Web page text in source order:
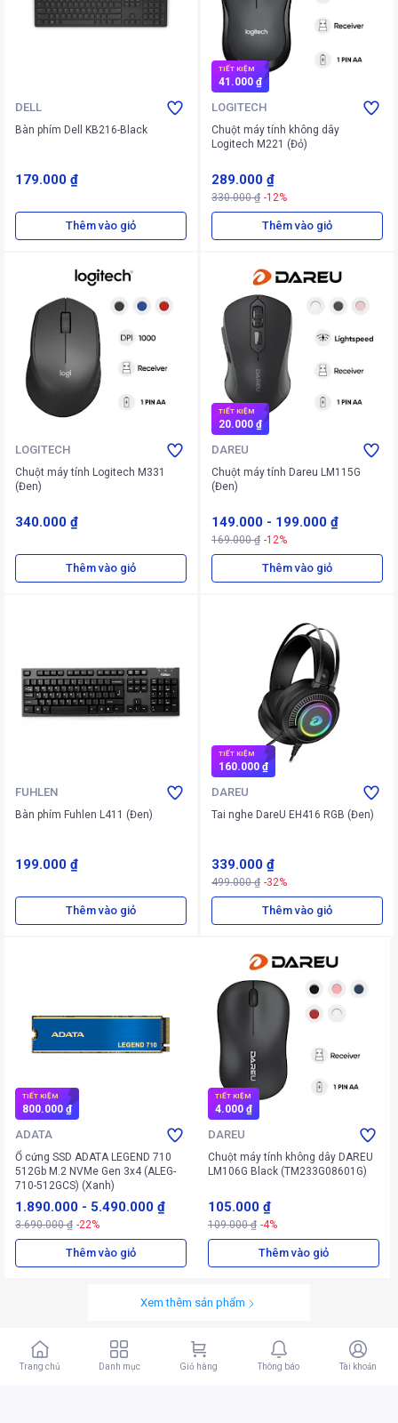
DELL
Bàn phím Dell KB216-Black
179.000 ₫
Thêm vào giỏ
TIẾT KIỆM
41.000 ₫
LOGITECH
Chuột máy tính không dây
Logitech M221 (Đỏ)
289.000 ₫
330.000 ₫ -12%
Thêm vào giỏ
LOGITECH
Chuột máy tính Logitech M331
(Đen)
340.000 ₫
Thêm vào giỏ
TIẾT KIỆM
20.000 ₫
DAREU
Chuột máy tính Dareu LM115G
(Đen)
149.000 - 199.000 ₫
169.000 ₫ -12%
Thêm vào giỏ
FUHLEN
Bàn phím Fuhlen L411 (Đen)
199.000 ₫
Thêm vào giỏ
TIẾT KIỆM
160.000 ₫
DAREU
Tai nghe DareU EH416 RGB (Đen)
339.000 ₫
499.000 ₫ -32%
Thêm vào giỏ
TIẾT KIỆM
800.000 ₫
ADATA
Ổ cứng SSD ADATA LEGEND 710
512Gb M.2 NVMe Gen 3x4 (ALEG-
710-512GCS) (Xanh)
1.890.000 - 5.490.000 ₫
3.690.000 ₫ -22%
Thêm vào giỏ
TIẾT KIỆM
4.000 ₫
DAREU
Chuột máy tính không dây DAREU
LM106G Black (TM233G08601G)
105.000 ₫
109.000 ₫ -4%
Thêm vào giỏ
Xem thêm sản phẩm
Trang chủ Danh mục Giỏ hàng Thông báo Tài khoản